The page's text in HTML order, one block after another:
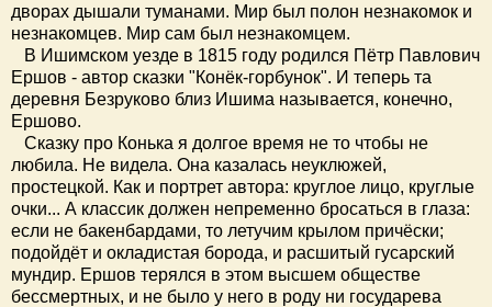
дворах дышали туманами. Мир был полон незнакомок и
незнакомцев. Мир сам был незнакомцем.
В Ишимском уезде в 1815 году родился Пётр Павлович
Ершов - автор сказки "Конёк-горбунок". И теперь та
деревня Безруково близ Ишима называется, конечно,
Ершово.
Сказку про Конька я долгое время не то чтобы не
любила. Не видела. Она казалась неуклюжей,
простецкой. Как и портрет автора: круглое лицо, круглые
очки... А классик должен непременно бросаться в глаза:
если не бакенбардами, то летучим крылом причёски;
подойдёт и окладистая борода, и расшитый гусарский
мундир. Ершов терялся в этом высшем обществе
бессмертных, и не было у него в роду ни государева